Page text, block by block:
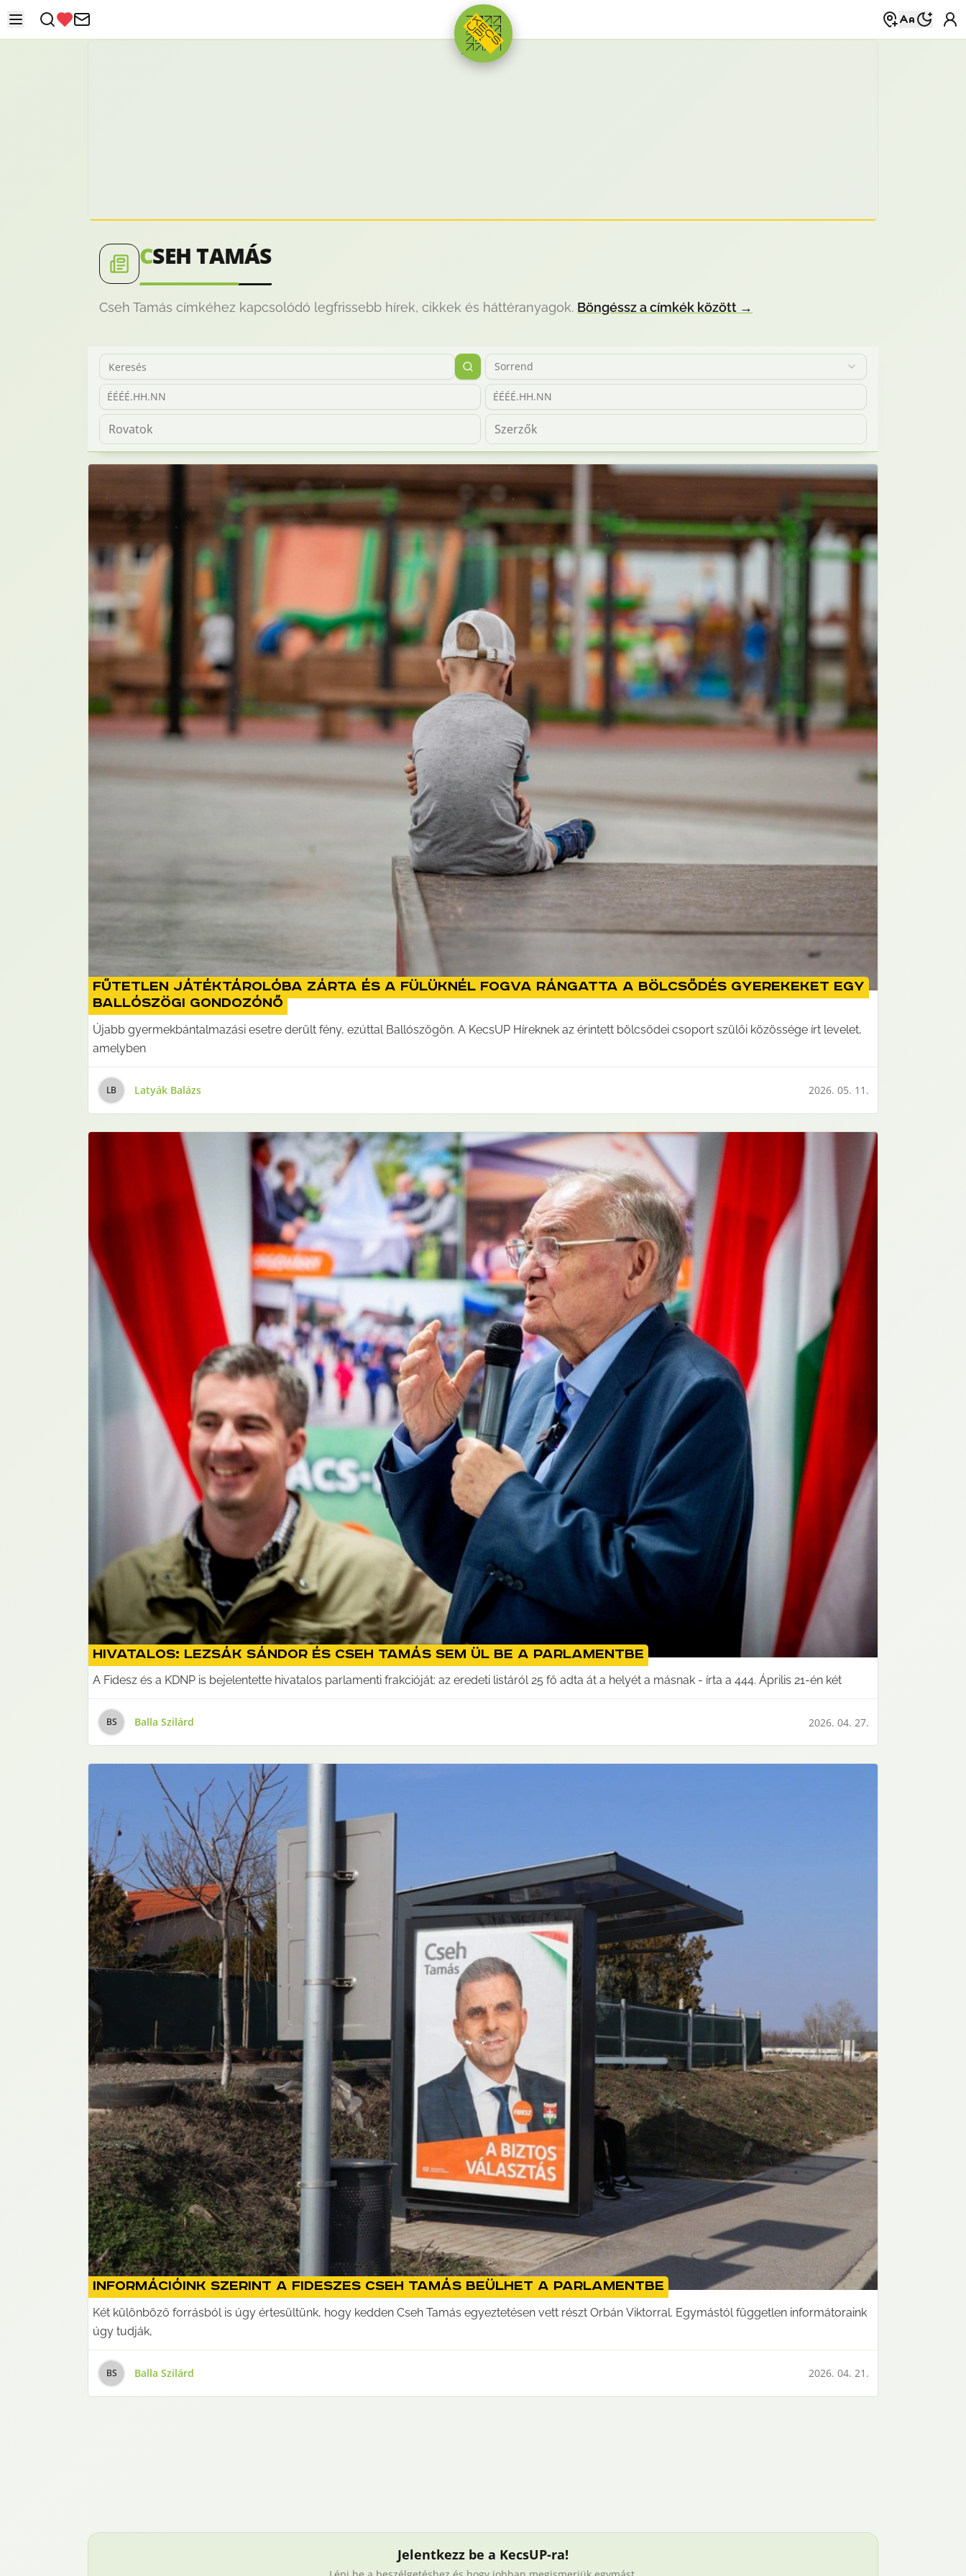
HIRDETÉS
CSEH TAMÁS
Cseh Tamás címkéhez kapcsolódó legfrissebb hírek, cikkek és háttéranyagok. Böngéssz a címkék között →
Sorrend
ÉÉÉÉ.HH.NN ÉÉÉÉ.HH.NN
Fűtetlen játéktárolóba zárta és a fülüknél fogva rángatta a bölcsődés gyerekeket egy
ballószögi gondozónő
Újabb gyermekbántalmazási esetre derült fény, ezúttal Ballószögön. A KecsUP Híreknek az érintett bölcsődei csoport szülői közössége írt levelet,
amelyben
LB Latyák Balázs 2026. 05. 11.
Hivatalos: Lezsák Sándor és Cseh Tamás sem ül be a parlamentbe
A Fidesz és a KDNP is bejelentette hivatalos parlamenti frakcióját: az eredeti listáról 25 fő adta át a helyét a másnak - írta a 444. Április 21-én két
BS Balla Szilárd 2026. 04. 27.
Információink szerint a fideszes Cseh Tamás beülhet a parlamentbe
Két különböző forrásból is úgy értesültünk, hogy kedden Cseh Tamás egyeztetésen vett részt Orbán Viktorral. Egymástól független informátoraink
úgy tudják,
BS Balla Szilárd 2026. 04. 21.
Jelentkezz be a KecsUP-ra!